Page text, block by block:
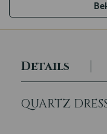
Details
QUARTZ